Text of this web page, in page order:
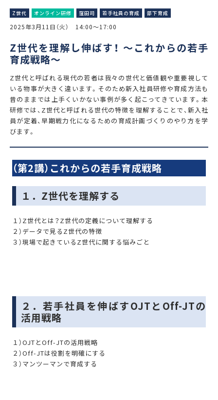
Z世代 オンライン研修 窪田司 若手社員の育成 部下育成
2025年3月11日（火） 14:00〜17:00
Z世代を理解し伸ばす！ ～これからの若手
育成戦略～
Z世代と呼ばれる現代の若者は我々の世代と価値観や重要視して
いる物事が大きく違います。そのため新入社員研修や育成方法も
昔のままでは上手くいかない事例が多く起こってきています。本
研修では、Z世代と呼ばれる世代の特徴を理解することで、新入社
員が定着、早期戦力化になるための育成計画づくりのやり方を学
びます。
（第2講）これからの若手育成戦略
１．Z世代を理解する
１）Z世代とは？Z世代の定義について理解する
２）データで見るZ世代の特徴
３）現場で起きているZ世代に関する悩みごと
２．若手社員を伸ばすOJTとOff-JTの
活用戦略
１）OJTとOff-JTの活用戦略
２）Off-JTは役割を明確にする
３）マンツーマンで育成する